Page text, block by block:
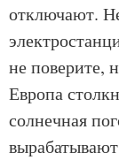
отключают.
не поверите,
Европа
солнечная